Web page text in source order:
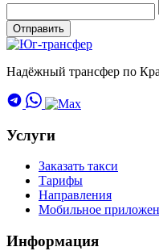
Отправить
Надёжный трансфер по
Услуги
Заказать такси
Тарифы
Направления
Мобильное
Информация